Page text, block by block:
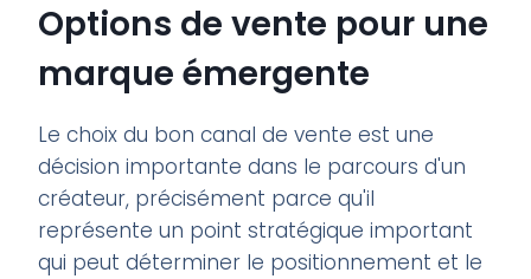
Options de vente pour une
marque émergente
Le choix du bon canal de vente est une
décision importante dans le parcours d'un
créateur, précisément parce qu'il
représente un point stratégique important
qui peut déterminer le positionnement et le